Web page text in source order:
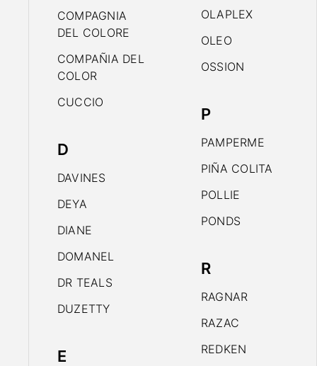
COMPAGNIA
DEL COLORE
COMPAÑIA DEL
COLOR
CUCCIO
D
DAVINES
DEYA
DIANE
DOMANEL
DR TEALS
DUZETTY
E
OLAPLEX
OLEO
OSSION
P
PAMPERME
PIÑA COLITA
POLLIE
PONDS
R
RAGNAR
RAZAC
REDKEN